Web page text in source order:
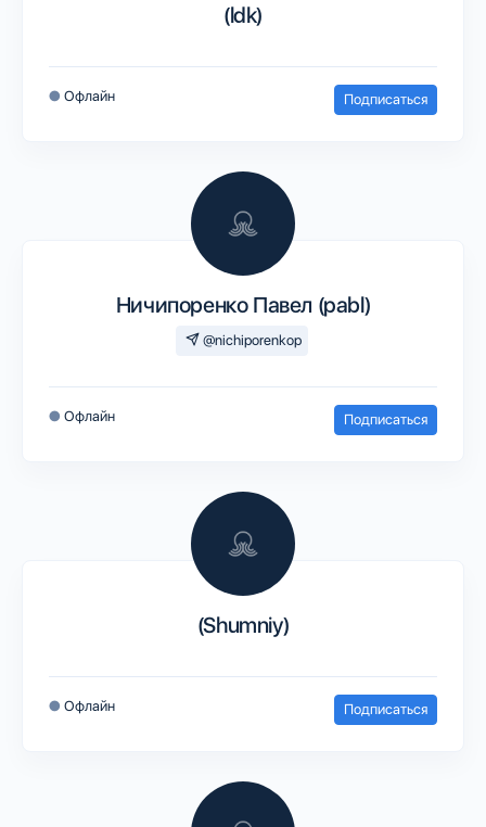
(ldk)
● Офлайн Подписаться
Ничипоренко Павел (pabl)
@nichiporenkop
● Офлайн Подписаться
(Shumniy)
● Офлайн Подписаться